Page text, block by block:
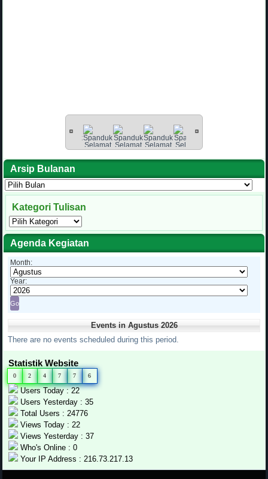
Arsip Bulanan
Arsip
Bulanan
Kategori Tulisan
Kategori
Tulisan
Agenda Kegiatan
Month:
Year:
Events in Agustus 2026
There are no events scheduled during this period.
Statistik Website
0 2 4 7 7 6
Users Today : 22
Users Yesterday : 35
Total Users : 24776
Views Today : 22
Views Yesterday : 37
Who's Online : 0
Your IP Address : 216.73.217.13